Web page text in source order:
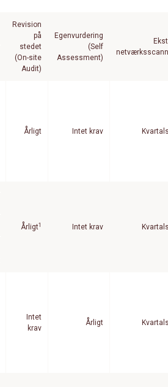
Revision
på
stedet
(On-site
Audit)
Egenvurdering
(Self
Assessment)
Årligt Intet krav
Årligt1 Intet krav
Intet
krav
Årligt